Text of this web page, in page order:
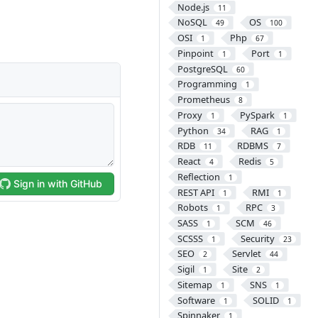
Node.js 11
NoSQL 49 OS 100
OSI 1 Php 67
Pinpoint 1 Port 1
PostgreSQL 60
Programming 1
Prometheus 8
Proxy 1 PySpark 1
Python 34 RAG 1
RDB 11 RDBMS 7
React 4 Redis 5
Reflection 1
REST API 1 RMI 1
Robots 1 RPC 3
SASS 1 SCM 46
SCSSS 1 Security 23
SEO 2 Servlet 44
Sigil 1 Site 2
Sitemap 1 SNS 1
Software 1 SOLID 1
Spinnaker